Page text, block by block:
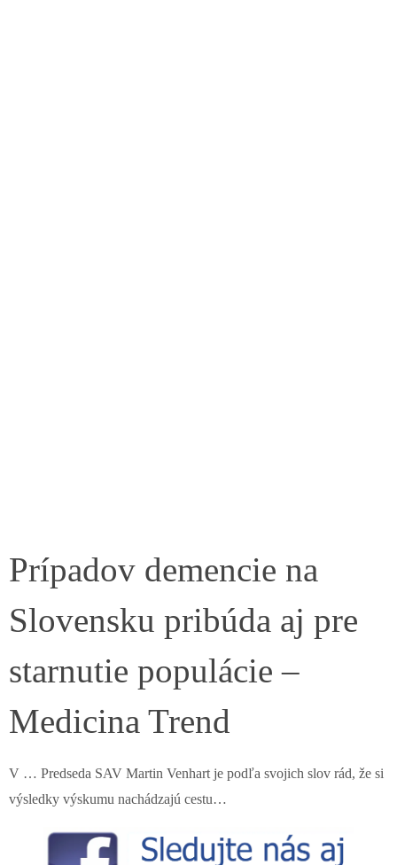
Prípadov demencie na
Slovensku pribúda aj pre
starnutie populácie –
Medicina Trend
V … Predseda SAV Martin Venhart je podľa svojich slov rád, že si
výsledky výskumu nachádzajú cestu…